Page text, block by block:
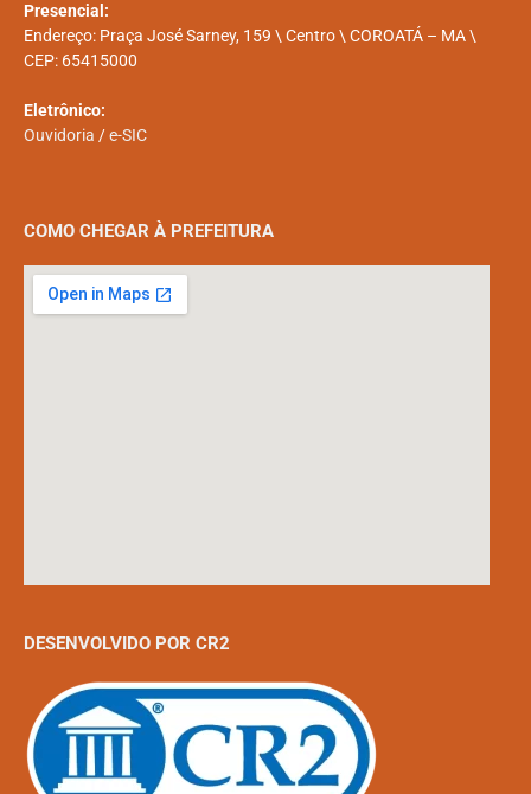
Presencial:
Endereço: Praça José Sarney, 159 \ Centro \ COROATÁ – MA \
CEP: 65415000
Eletrônico:
Ouvidoria /e-SIC
COMO CHEGAR À PREFEITURA
DESENVOLVIDO POR CR2